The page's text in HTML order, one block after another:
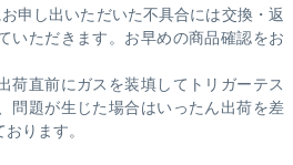
申し出いただいた不具合には交換・返
いただきます。お早めの商品確認をお
荷直前にガスを装填してトリガーテス
問題が生じた場合はいったん出荷を差
ります。